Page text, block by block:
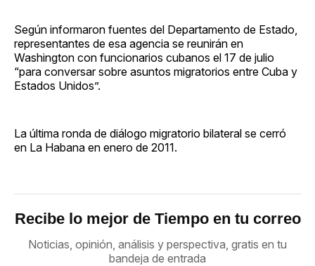
Según informaron fuentes del Departamento de Estado,
representantes de esa agencia se reunirán en
Washington con funcionarios cubanos el 17 de julio
“para conversar sobre asuntos migratorios entre Cuba y
Estados Unidos”.
La última ronda de diálogo migratorio bilateral se cerró
en La Habana en enero de 2011.
Recibe lo mejor de Tiempo en tu correo
Noticias, opinión, análisis y perspectiva, gratis en tu
bandeja de entrada